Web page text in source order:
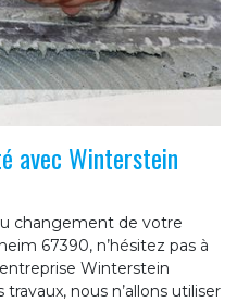
avec Winterstein
changement de votre
67390, n’hésitez pas à
Winterstein
nous n’allons utiliser